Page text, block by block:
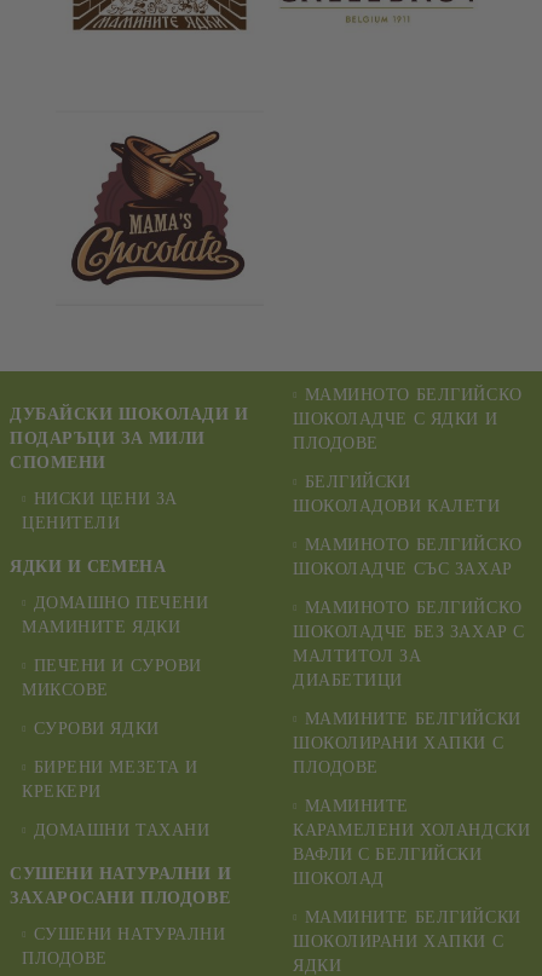
ДУБАЙСКИ ШОКОЛАДИ И
ПОДАРЪЦИ ЗА МИЛИ
СПОМЕНИ
НИСКИ ЦЕНИ ЗА
ЦЕНИТЕЛИ
ЯДКИ И СЕМЕНА
ДОМАШНО ПЕЧЕНИ
МАМИНИТЕ ЯДКИ
ПЕЧЕНИ И СУРОВИ
МИКСОВЕ
СУРОВИ ЯДКИ
БИРЕНИ МЕЗЕТА И
КРЕКЕРИ
ДОМАШНИ ТАХАНИ
СУШЕНИ НАТУРАЛНИ И
ЗАХАРОСАНИ ПЛОДОВЕ
СУШЕНИ НАТУРАЛНИ
ПЛОДОВЕ
МАМИНОТО БЕЛГИЙСКО
ШОКОЛАДЧЕ С ЯДКИ И
ПЛОДОВЕ
БЕЛГИЙСКИ
ШОКОЛАДОВИ КАЛЕТИ
МАМИНОТО БЕЛГИЙСКО
ШОКОЛАДЧЕ СЪС ЗАХАР
МАМИНОТО БЕЛГИЙСКО
ШОКОЛАДЧЕ БЕЗ ЗАХАР С
МАЛТИТОЛ ЗА
ДИАБЕТИЦИ
МАМИНИТЕ БЕЛГИЙСКИ
ШОКОЛИРАНИ ХАПКИ С
ПЛОДОВЕ
МАМИНИТЕ
КАРАМЕЛЕНИ ХОЛАНДСКИ
ВАФЛИ С БЕЛГИЙСКИ
ШОКОЛАД
МАМИНИТЕ БЕЛГИЙСКИ
ШОКОЛИРАНИ ХАПКИ С
ЯДКИ